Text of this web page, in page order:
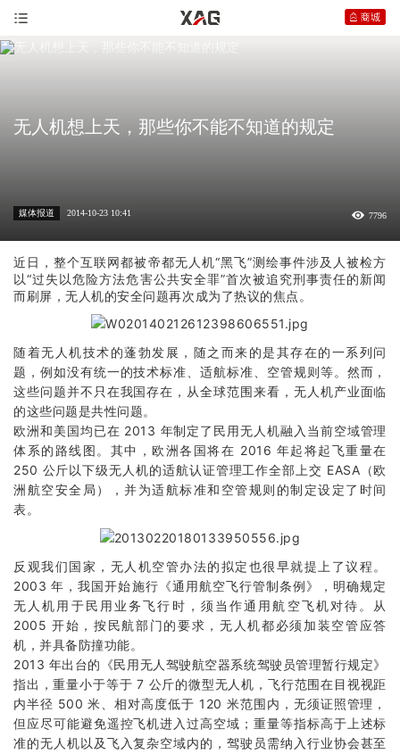
无人机想上天，那些你不能不知道的规定
媒体报道 2014-10-23 10:41 7796
近日，整个互联网都被帝都无人机“黑飞”测绘事件涉及人被检方
以“过失以危险方法危害公共安全罪”首次被追究刑事责任的新闻
而刷屏，无人机的安全问题再次成为了热议的焦点。
随着无人机技术的蓬勃发展，随之而来的是其存在的一系列问
题，例如没有统一的技术标准、适航标准、空管规则等。然而，
这些问题并不只在我国存在，从全球范围来看，无人机产业面临
的这些问题是共性问题。
欧洲和美国均已在 2013 年制定了民用无人机融入当前空域管理
体系的路线图。其中，欧洲各国将在 2016 年起将起飞重量在
250 公斤以下级无人机的适航认证管理工作全部上交 EASA（欧
洲航空安全局），并为适航标准和空管规则的制定设定了时间
表。
反观我们国家，无人机空管办法的拟定也很早就提上了议程。
2003 年，我国开始施行《通用航空飞行管制条例》，明确规定
无人机用于民用业务飞行时，须当作通用航空飞机对待。从
2005 开始，按民航部门的要求，无人机都必须加装空管应答
机，并具备防撞功能。
2013 年出台的《民用无人驾驶航空器系统驾驶员管理暂行规定》
指出，重量小于等于 7 公斤的微型无人机，飞行范围在目视视距
内半径 500 米、相对高度低于 120 米范围内，无须证照管理，
但应尽可能避免遥控飞机进入过高空域；重量等指标高于上述标
准的无人机以及飞入复杂空域内的，驾驶员需纳入行业协会甚至